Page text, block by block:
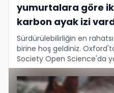
yumurtalara göre
karbon ayak izi
Sürdürülebilirliğin en
birine hoş geldiniz.
Society Open Science'da
tüketici sezgisini sarsıyor:
şeydir. Yumurta için …